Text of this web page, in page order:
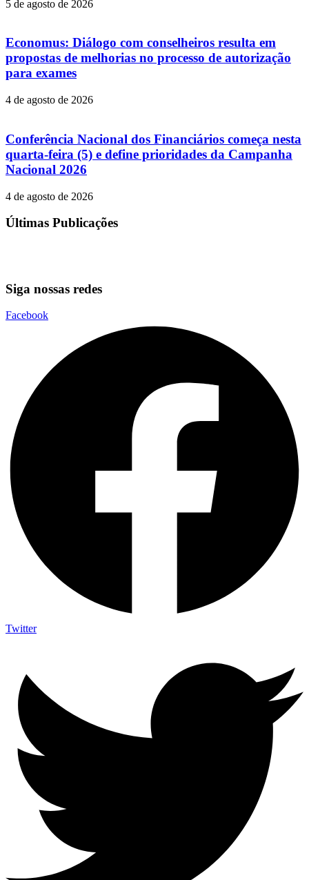
5 de agosto de 2026
Economus: Diálogo com conselheiros resulta em
propostas de melhorias no processo de autorização
para exames
4 de agosto de 2026
Conferência Nacional dos Financiários começa nesta
quarta-feira (5) e define prioridades da Campanha
Nacional 2026
4 de agosto de 2026
Últimas Publicações
Siga nossas redes
Facebook
Twitter